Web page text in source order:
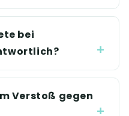
bei
Verstoß gegen